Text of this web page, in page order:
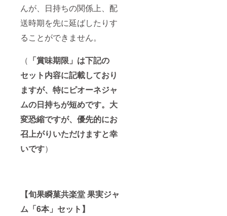
んが、日持ちの関係上、配
送時期を先に延ばしたりす
ることができません。
（ 「賞味期限」は下記の
セット内容に記載しており
ますが、特にピオーネジャ
ムの日持ちが短めです。大
変恐縮ですが、優先的にお
召上がりいただけますと幸
いです）
【旬果瞬菓共楽堂 果実ジャ
ム「6本」セット】